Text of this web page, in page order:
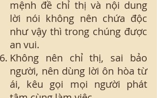
mệnh đề chỉ thị và nội dung
lời nói không nên chứa độc
như vậy thì trong chúng được
an vui.
Không nên chỉ thị, sai bảo
người, nên dùng lời ôn hòa từ
ái, kêu gọi mọi người phát